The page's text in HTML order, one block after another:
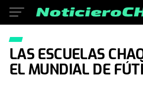
LAS ESCUELAS
EL MUNDIAL DE